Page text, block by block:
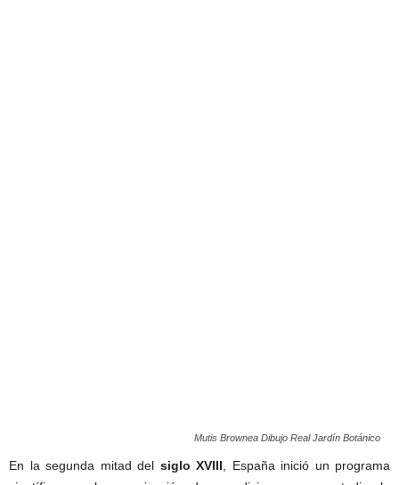
Mutis Brownea Dibujo Real Jardín Botánico
En la segunda mitad del siglo XVIII , España inició un programa